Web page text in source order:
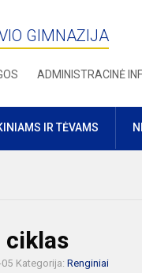
GIMNAZIJA
ADMINISTRACINĖ
IR TĖVAMS
ciklas
Kategorija: Renginiai